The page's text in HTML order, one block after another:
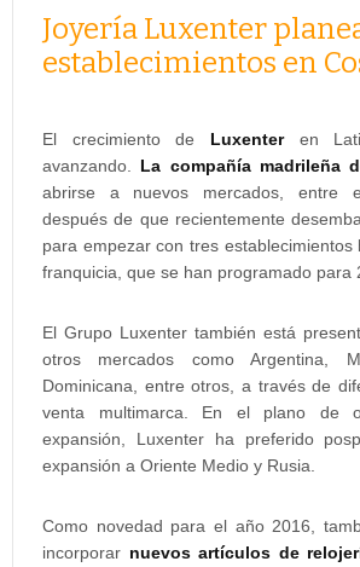
Joyería Luxenter
establecimientos en
El crecimiento de Luxenteren
avanzando.
La compañía madrileña
abrirse a nuevos mercados, entre
después de que recientemente
para empezar con tres establecimientos
franquicia, que se han programado para
El Grupo Luxenter también está
otros mercados como Argentina,
Dominicana, entre otros, a través de
venta multimarca. En el plano de
expansión, Luxenter ha preferido
expansión a Oriente Medio y Rusia.
Como novedad para el año 2016,
incorporar nuevos artículos de